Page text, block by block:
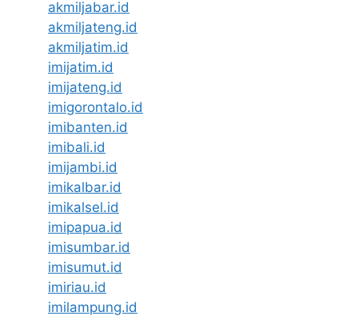
akmiljabar.id
akmiljateng.id
akmiljatim.id
imijatim.id
imijateng.id
imigorontalo.id
imibanten.id
imibali.id
imijambi.id
imikalbar.id
imikalsel.id
imipapua.id
imisumbar.id
imisumut.id
imiriau.id
imilampung.id